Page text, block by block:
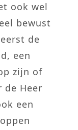
ook wel
bewust
de
een
zijn of
de Heer
een